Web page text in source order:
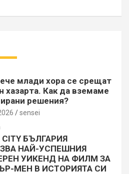
млади хора се срещат
хазарта. Как да вземаме
решения?
sensei
CITY БЪЛГАРИЯ
НАЙ-УСПЕШНИЯ
УИКЕНД НА ФИЛМ ЗА
МЕН В ИСТОРИЯТА СИ